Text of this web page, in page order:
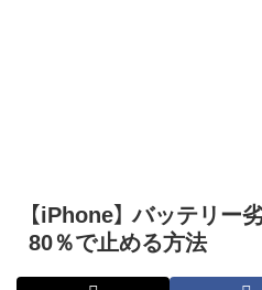
【iPhone】 バッテリー
80％で止める方法